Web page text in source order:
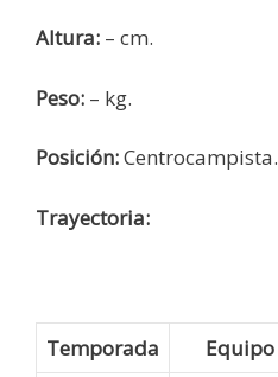
Altura: – cm.
Peso: – kg.
Posición:Centrocampista.
Trayectoria:
Temporada Equipo